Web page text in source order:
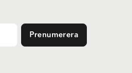
Prenumerera